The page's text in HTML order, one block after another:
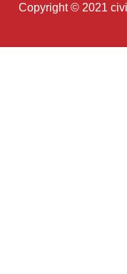
Copyright © 2021